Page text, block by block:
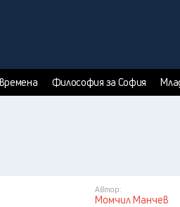
Философия за София
Автор:
Момчил Манчев